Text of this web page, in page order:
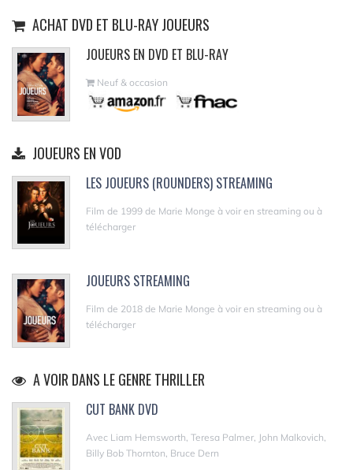
ACHAT DVD ET BLU-RAY JOUEURS
JOUEURS EN DVD ET BLU-RAY
Neuf & occasion
JOUEURS EN VOD
LES JOUEURS (ROUNDERS) STREAMING
Film de 1999 de Marie Monge à voir en streaming ou à
télécharger
JOUEURS STREAMING
Film de 2018 de Marie Monge à voir en streaming ou à
télécharger
A VOIR DANS LE GENRE THRILLER
CUT BANK DVD
Avec Liam Hemsworth, Teresa Palmer, John Malkovich,
Billy Bob Thornton, Bruce Dern